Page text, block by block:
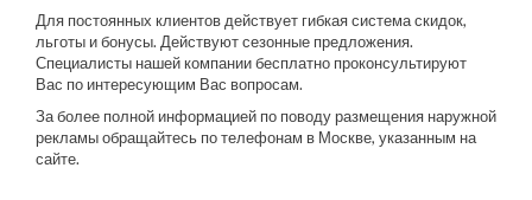
Для постоянных клиентов действует гибкая система скидок,
льготы и бонусы. Действуют сезонные предложения.
Специалисты нашей компании бесплатно проконсультируют
Вас по интересующим Вас вопросам.
За более полной информацией по поводу размещения наружной
рекламы обращайтесь по телефонам в Москве, указанным на
сайте.